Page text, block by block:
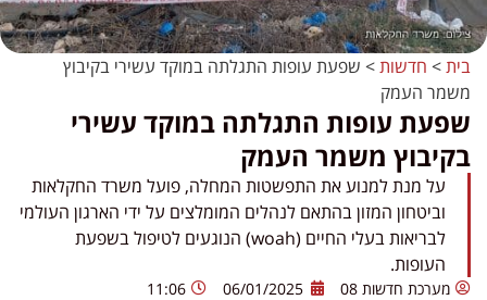
בית> חדשות> שפעת עופות התגלתה במוקד עשירי בקיבוץ
משמר העמק
שפעת עופות התגלתה במוקד עשירי
בקיבוץ משמר העמק
על מנת למנוע את התפשטות המחלה, פועל משרד החקלאות
וביטחון המזון בהתאם לנהלים המומלצים על ידי הארגון העולמי
לבריאות בעלי החיים (woah) הנוגעים לטיפול בשפעת
העופות.
מערכת חדשות 08 06/01/2025
11:06